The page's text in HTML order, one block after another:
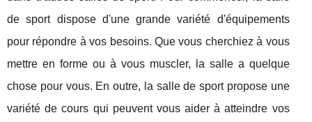
de sport dispose d'une grande variété d'équipements
pour répondre à vos besoins. Que vous cherchiez à vous
mettre en forme ou à vous muscler, la salle a quelque
chose pour vous. En outre, la salle de sport propose une
variété de cours qui peuvent vous aider à atteindre vos